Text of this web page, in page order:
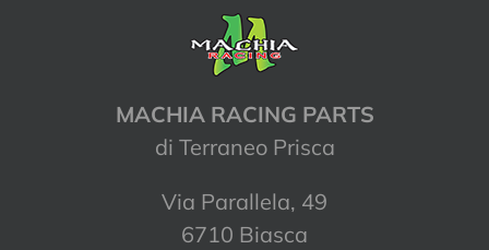
MACHIA RACING PARTS
di Terraneo Prisca
Via Parallela, 49
6710 Biasca